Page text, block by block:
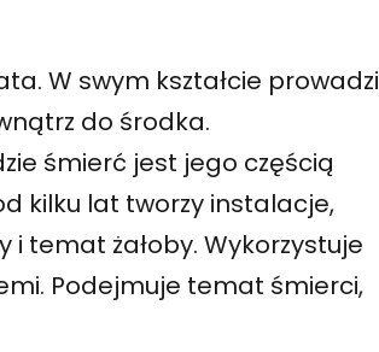
W swym kształcie prowadzi
do środka.
śmierć jest jego częścią
kilku lat tworzy instalacje,
temat żałoby. Wykorzystuje
Podejmuje temat śmierci,